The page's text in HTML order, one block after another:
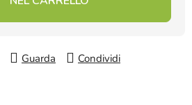
Guarda Condividi